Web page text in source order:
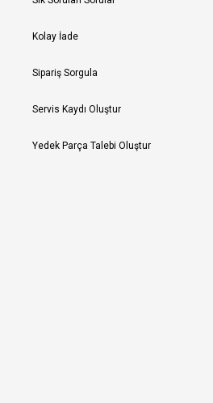
Kolay İade
Sipariş Sorgula
Servis Kaydı Oluştur
Yedek Parça Talebi Oluştur